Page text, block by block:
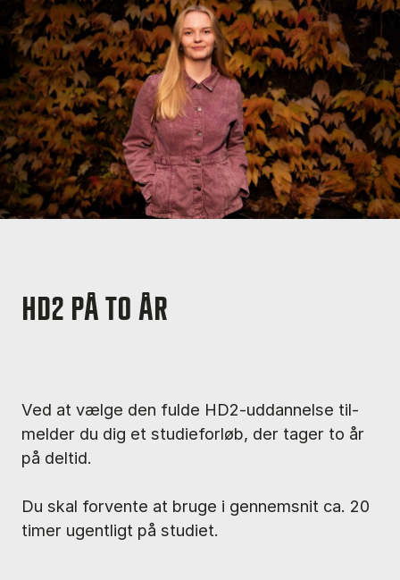
HD2 PÅ TO ÅR
Ved at væl­ge den ful­de HD2-ud­dan­nel­se til­
mel­der du dig et stu­di­e­for­løb, der ta­ger to år
på del­tid.
Du skal for­ven­te at bru­ge i gen­nem­snit ca. 20
ti­mer ugent­ligt på stu­di­et.